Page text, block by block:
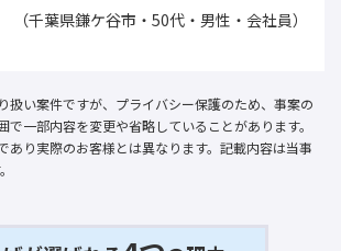
（千葉県鎌ケ谷市・50代・男性・会社員）
扱い案件ですが、プライバシー保護のため、事案の
で一部内容を変更や省略していることがあります。
あり実際のお客様とは異なります。記載内容は当事